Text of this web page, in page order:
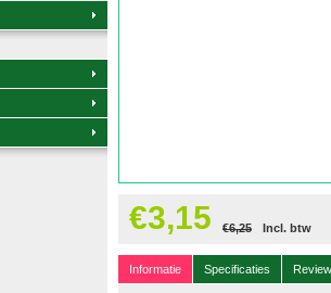
€3,15 €6,25 Incl. btw
Informatie Specificaties